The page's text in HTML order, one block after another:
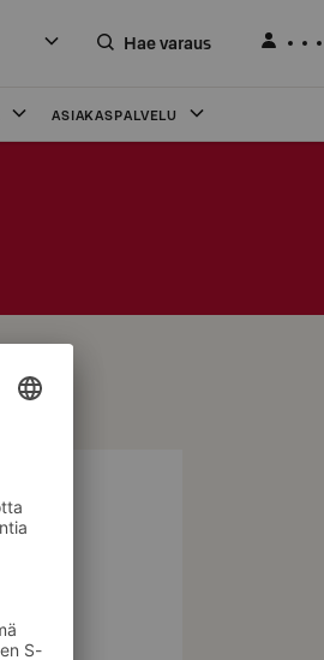
Hae varaus
ASIAKASPALVELU